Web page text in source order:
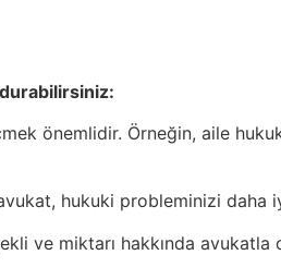
önemlidir. Örneğin, aile
hukuki probleminizi
ve miktarı hakkında avukatla